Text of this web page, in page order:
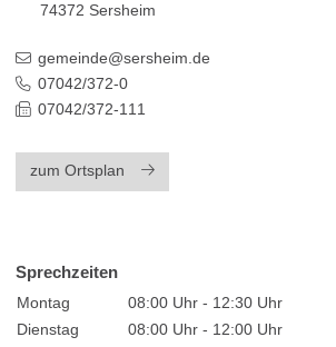
74372 Sersheim
gemeinde@sersheim.de
07042/372-0
07042/372-111
zum Ortsplan
Sprechzeiten
Montag
08:00 Uhr - 12:30 Uhr
Dienstag
08:00 Uhr - 12:00 Uhr